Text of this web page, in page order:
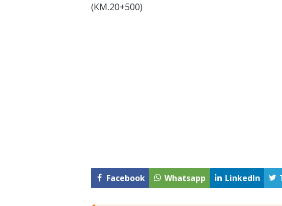
(KM.20+500)
Facebook Whatsapp LinkedIn